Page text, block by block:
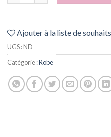
Ajouter à la liste de souhaits
UGS :ND
Catégorie :Robe